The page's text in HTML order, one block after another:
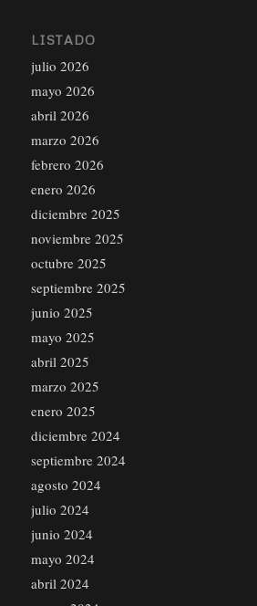
LISTADO
julio 2026
mayo 2026
abril 2026
marzo 2026
febrero 2026
enero 2026
diciembre 2025
noviembre 2025
octubre 2025
septiembre 2025
junio 2025
mayo 2025
abril 2025
marzo 2025
enero 2025
diciembre 2024
septiembre 2024
agosto 2024
julio 2024
junio 2024
mayo 2024
abril 2024